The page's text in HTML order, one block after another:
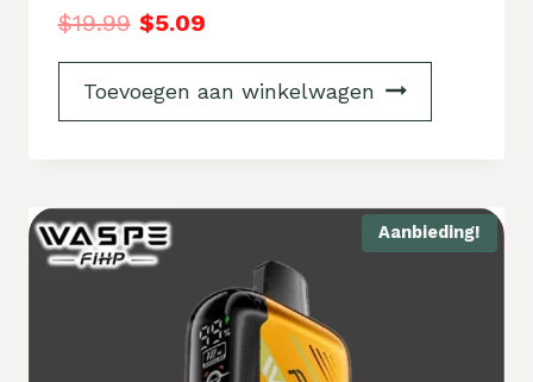
$19.99 $5.09
Toevoegen aan winkelwagen
Aanbieding!